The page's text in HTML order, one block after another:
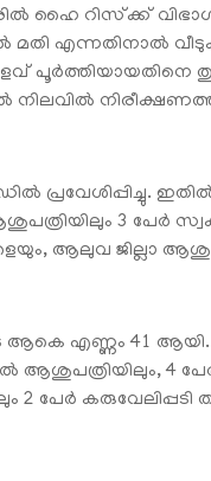
ഹൈ റിസ്‌ക്ക്
മതി എന്നതിനാല്‍
പൂര്‍ത്തിയായതിനെ
നിലവില്‍
ഇതില്‍
3 പേര്‍
ആലുവ ജില്ലാ
എണ്ണം 41 ആയി.
ആശുപത്രിയിലും, 4
2 പേര്‍ കരുവേലിപ്പടി